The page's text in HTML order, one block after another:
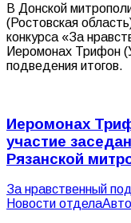
В Донской
(Ростовская
конкурса «За
Иеромонах Трифон
подведения итогов.
Иеромонах
участие
Рязанской
За нравственный
Новости отдела